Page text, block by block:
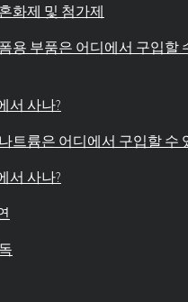
화제 및 첨가제
용 부품은 어디에서 구입할
서 사나?
트륨은 어디에서 구입할 수
서 사나?